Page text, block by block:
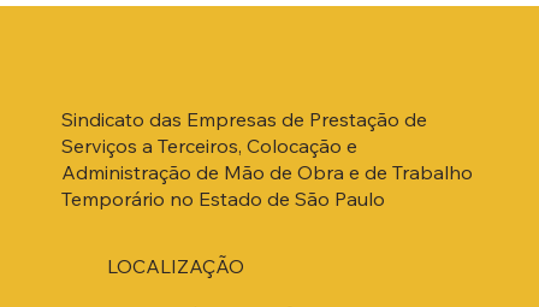
Sindicato das Empresas de Prestação de
Serviços a Terceiros, Colocação e
Administração de Mão de Obra e de Trabalho
Temporário no Estado de São Paulo
LOCALIZAÇÃO